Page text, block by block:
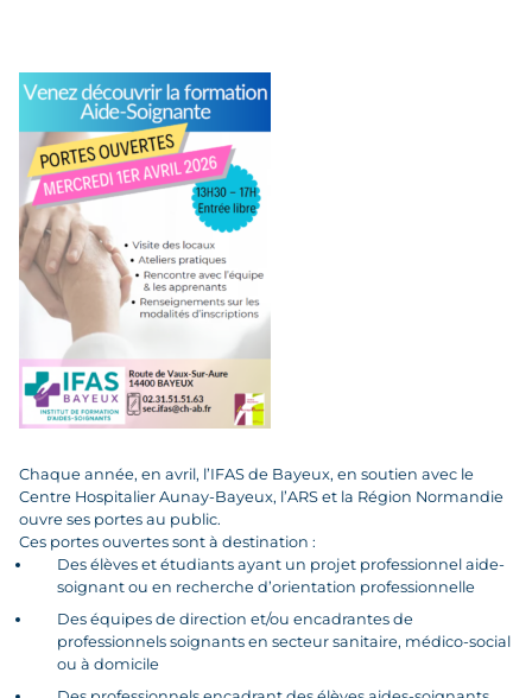
Chaque année, en avril, l’IFAS de Bayeux, en soutien avec le
Centre Hospitalier Aunay-Bayeux, l’ARS et la Région Normandie
ouvre ses portes au public.
Ces portes ouvertes sont à destination :
Des élèves et étudiants ayant un projet professionnel aide-
soignant ou en recherche d’orientation professionnelle
Des équipes de direction et/ou encadrantes de
professionnels soignants en secteur sanitaire, médico-social
ou à domicile